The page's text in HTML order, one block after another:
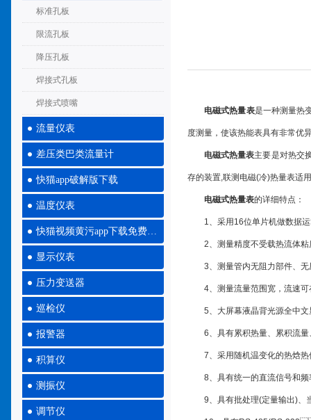
标准孔板
限流孔板
降压孔板
焊接式孔板
焊接式喷嘴
流量仪表
差压类巴类流量计
快猫app破解版下载
温度仪表
快猫视频黄污app下载免费大全
显示仪表
压力变送器
巡检仪
报警器
积算仪
测振仪
调节仪
电磁式热量表是一种测量热变
度测量，使该热能表具有非常优异
电磁式热量表主要是对热交
存的装置,联测电磁(冷)热量表适用于
电磁式热量表的详细特点：
1、采用16位单片机做数据运算
2、测量精度不受载热流体粘度
3、测量管内无阻力部件、无压
4、测量流量范围宽，流速
5、大屏幕液晶背光源全中文显
6、具有累积热量、累积流量
7、采用随机温变化的热焓热
8、具有统一的直流信号和频率
9、具有批处理(定量输出)、